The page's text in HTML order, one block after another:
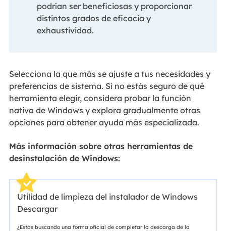
podrían ser beneficiosas y proporcionar
distintos grados de eficacia y
exhaustividad.
Selecciona la que más se ajuste a tus necesidades y
preferencias de sistema. Si no estás seguro de qué
herramienta elegir, considera probar la función
nativa de Windows y explora gradualmente otras
opciones para obtener ayuda más especializada.
Más información sobre otras herramientas de
desinstalación de Windows:
Utilidad de limpieza del instalador de Windows
Descargar
¿Estás buscando una forma oficial de completar la descarga de la